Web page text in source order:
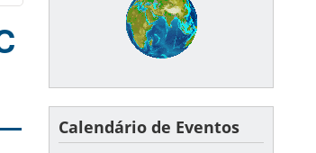
Calendário de Eventos